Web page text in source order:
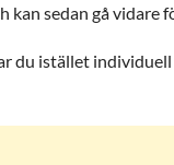
kan sedan gå vidare
du istället